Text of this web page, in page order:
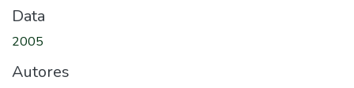
Data
2005
Autores